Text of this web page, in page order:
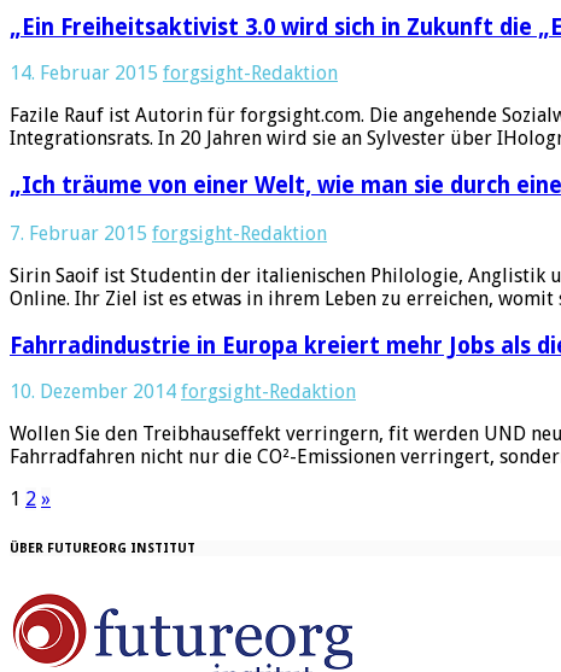
„Ein Freiheitsaktivist 3.0 wird sich in Zukunft die
14. Februar 2015 forgsight-Redaktion
Fazile Rauf ist Autorin für forgsight.com. Die angehende
Integrationsrats. In 20 Jahren wird sie an Sylvester über
„Ich träume von einer Welt, wie man sie durch
7. Februar 2015 forgsight-Redaktion
Sirin Saoif ist Studentin der italienischen Philologie, Anglistik
Online. Ihr Ziel ist es etwas in ihrem Leben zu erreichen, womit
Fahrradindustrie in Europa kreiert mehr Jobs als
10. Dezember 2014 forgsight-Redaktion
Wollen Sie den Treibhauseffekt verringern, fit werden UND
Fahrradfahren nicht nur die CO²-Emissionen verringert,
1 2 »
ÜBER FUTUREORG INSTITUT